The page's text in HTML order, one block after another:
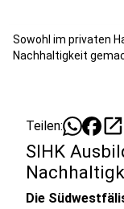
Sowohl im privaten
Nachhaltigkeit
Teilen: open_in_new
SIHK
Die